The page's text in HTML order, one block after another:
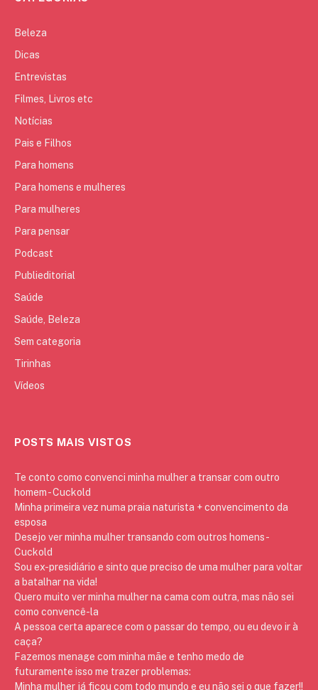
Beleza
Dicas
Entrevistas
Filmes, Livros etc
Notícias
Pais e Filhos
Para homens
Para homens e mulheres
Para mulheres
Para pensar
Podcast
Publieditorial
Saúde
Saúde, Beleza
Sem categoria
Tirinhas
Vídeos
POSTS MAIS VISTOS
Te conto como convenci minha mulher a transar com outro
homem - Cuckold
Minha primeira vez numa praia naturista + convencimento da
esposa
Desejo ver minha mulher transando com outros homens -
Cuckold
Sou ex-presidiário e sinto que preciso de uma mulher para voltar
a batalhar na vida!
Quero muito ver minha mulher na cama com outra, mas não sei
como convencê-la
A pessoa certa aparece com o passar do tempo, ou eu devo ir à
caça?
Fazemos menage com minha mãe e tenho medo de
futuramente isso me trazer problemas:
Minha mulher já ficou com todo mundo e eu não sei o que fazer!!